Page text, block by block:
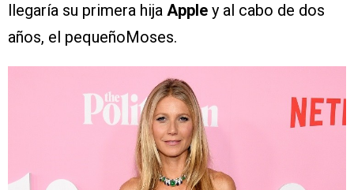
llegaría su primera hija Apple y al cabo de dos
años, el pequeñoMoses.